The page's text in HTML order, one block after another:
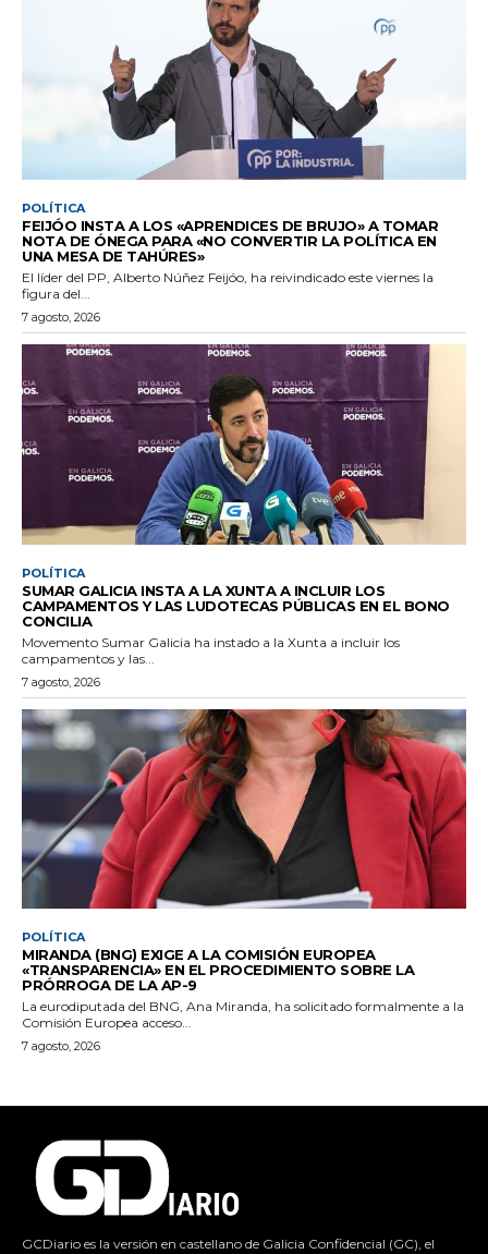
POLÍTICA
FEIJÓO INSTA A LOS «APRENDICES DE BRUJO» A TOMAR
NOTA DE ÓNEGA PARA «NO CONVERTIR LA POLÍTICA EN
UNA MESA DE TAHÚRES»
El líder del PP, Alberto Núñez Feijóo, ha reivindicado este viernes la
figura del...
7 agosto, 2026
POLÍTICA
SUMAR GALICIA INSTA A LA XUNTA A INCLUIR LOS
CAMPAMENTOS Y LAS LUDOTECAS PÚBLICAS EN EL BONO
CONCILIA
Movemento Sumar Galicia ha instado a la Xunta a incluir los
campamentos y las...
7 agosto, 2026
POLÍTICA
MIRANDA (BNG) EXIGE A LA COMISIÓN EUROPEA
«TRANSPARENCIA» EN EL PROCEDIMIENTO SOBRE LA
PRÓRROGA DE LA AP-9
La eurodiputada del BNG, Ana Miranda, ha solicitado formalmente a la
Comisión Europea acceso...
7 agosto, 2026
GCDiario es la versión en castellano de Galicia Confidencial (GC), el